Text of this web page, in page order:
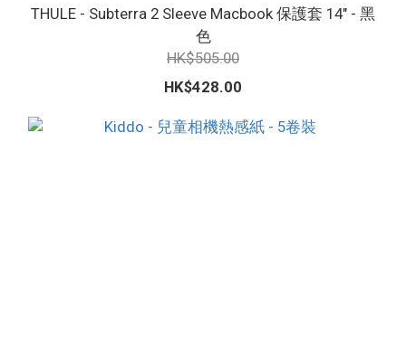
THULE - Subterra 2 Sleeve Macbook 保護套 14" - 黑
色
HK$505.00
HK$428.00